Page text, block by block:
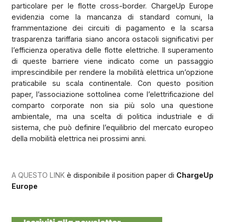
particolare per le flotte cross-border. ChargeUp Europe
evidenzia come la mancanza di standard comuni, la
frammentazione dei circuiti di pagamento e la scarsa
trasparenza tariffaria siano ancora ostacoli significativi per
l’efficienza operativa delle flotte elettriche. Il superamento
di queste barriere viene indicato come un passaggio
imprescindibile per rendere la mobilità elettrica un’opzione
praticabile su scala continentale. Con questo position
paper, l’associazione sottolinea come l’elettrificazione del
comparto corporate non sia più solo una questione
ambientale, ma una scelta di politica industriale e di
sistema, che può definire l’equilibrio del mercato europeo
della mobilità elettrica nei prossimi anni.
A QUESTO LINKè disponibile il position paper di ChargeUp
Europe